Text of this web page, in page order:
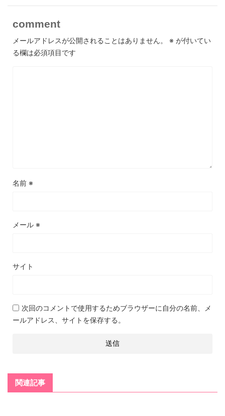
comment
メールアドレスが公開されることはありません。 ※ が付いてい
る欄は必須項目です
名前 ※
メール ※
サイト
次回のコメントで使用するためブラウザーに自分の名前、メ
ールアドレス、サイトを保存する。
関連記事